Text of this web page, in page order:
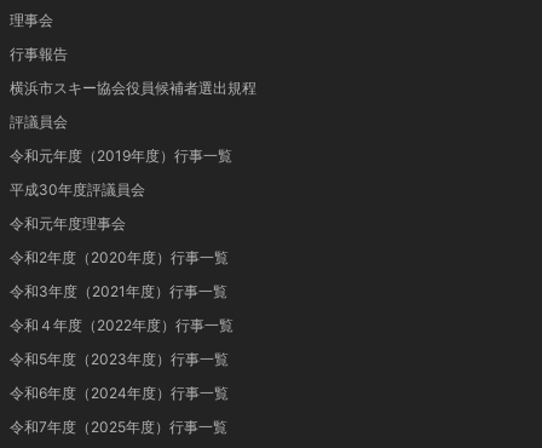
理事会
行事報告
横浜市スキー協会役員候補者選出規程
評議員会
令和元年度（2019年度）行事一覧
平成30年度評議員会
令和元年度理事会
令和2年度（2020年度）行事一覧
令和3年度（2021年度）行事一覧
令和４年度（2022年度）行事一覧
令和5年度（2023年度）行事一覧
令和6年度（2024年度）行事一覧
令和7年度（2025年度）行事一覧